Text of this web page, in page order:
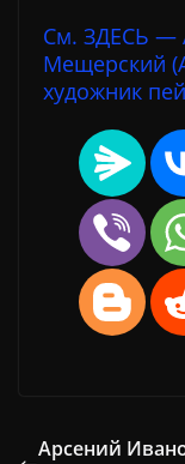
См. ЗДЕСЬ —
Мещерский
художник
Арсений